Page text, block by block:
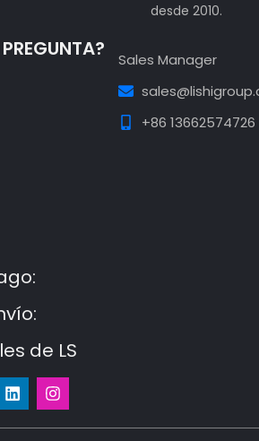
desde 2010.
Sales Manager
+86 13662574726
de LS
L
i
n
k
I
n
s
t